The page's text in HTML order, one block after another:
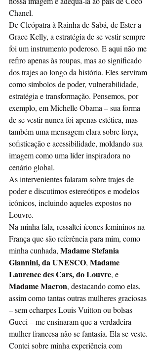
Chanel.
De Cleópatra à Rainha de Sabá, de Ester a
Grace Kelly, a estratégia de se vestir sempre
foi um instrumento poderoso. E aqui não me
refiro apenas às roupas, mas ao significado
dos trajes ao longo da história. Eles serviram
como símbolos de poder, vulnerabilidade,
estratégia e transformação. Pensemos, por
exemplo, em Michelle Obama – sua forma
de se vestir nunca foi apenas estética, mas
também uma mensagem clara sobre força,
sofisticação e acessibilidade, moldando sua
imagem como uma líder inspiradora no
cenário global.
As intervenientes falaram sobre trajes de
poder e discutimos estereótipos e modelos
icônicos, incluindo aqueles expostos no
Louvre.
Na minha fala, ressaltei ícones femininos na
França que são referência para mim, como
minha cunhada, Madame Stefania
Giannini, da UNESCO, Madame
Laurence des Cars, do Louvre, e
Madame Macron, destacando como elas,
assim como tantas outras mulheres graciosas
– sem echarpes Louis Vuitton ou bolsas
Gucci – me ensinaram que a verdadeira
mulher francesa não se fantasia. Ela se veste.
Contei sobre minha experiência com